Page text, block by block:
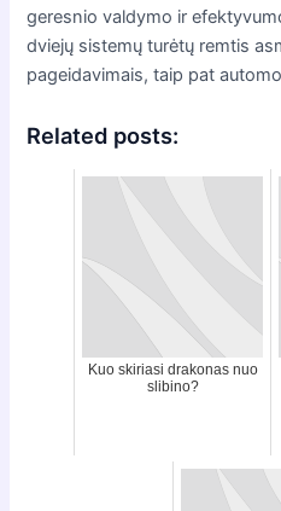
geresnio valdymo ir
dviejų sistemų turėtų remtis
pageidavimais, taip pat
Related posts:
Kuo skiriasi drakonas nuo
slibino?